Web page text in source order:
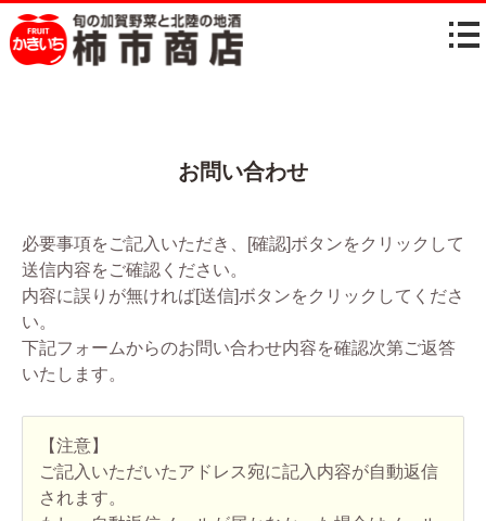
お問い合わせ
必要事項をご記入いただき、[確認]ボタンをクリックして
送信内容をご確認ください。
内容に誤りが無ければ[送信]ボタンをクリックしてくださ
い。
下記フォームからのお問い合わせ内容を確認次第ご返答
いたします。
【注意】
ご記入いただいたアドレス宛に記入内容が自動返信
されます。